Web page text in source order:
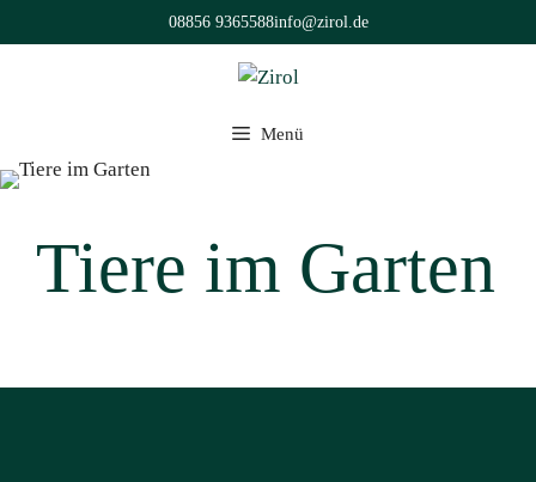
Inhalt
08856 9365588info@zirol.de
Menü
Tiere im Garten